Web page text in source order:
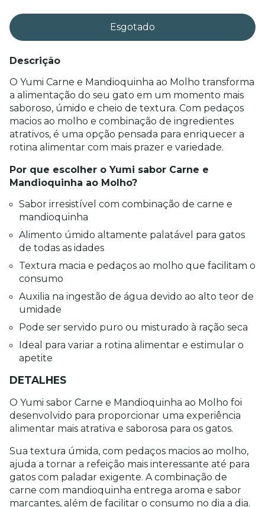
Descrição
O Yumi Carne e Mandioquinha ao Molho transforma
a alimentação do seu gato em um momento mais
saboroso, úmido e cheio de textura. Com pedaços
macios ao molho e combinação de ingredientes
atrativos, é uma opção pensada para enriquecer a
rotina alimentar com mais prazer e variedade.
Por que escolher o Yumi sabor Carne e
Mandioquinha ao Molho?
Sabor irresistível com combinação de carne e
mandioquinha
Alimento úmido altamente palatável para gatos
de todas as idades
Textura macia e pedaços ao molho que facilitam o
consumo
Auxilia na ingestão de água devido ao alto teor de
umidade
Pode ser servido puro ou misturado à ração seca
Ideal para variar a rotina alimentar e estimular o
apetite
DETALHES
O Yumi sabor Carne e Mandioquinha ao Molho foi
desenvolvido para proporcionar uma experiência
alimentar mais atrativa e saborosa para os gatos.
Sua textura úmida, com pedaços macios ao molho,
ajuda a tornar a refeição mais interessante até para
gatos com paladar exigente. A combinação de
carne com mandioquinha entrega aroma e sabor
marcantes, além de facilitar o consumo no dia a dia.